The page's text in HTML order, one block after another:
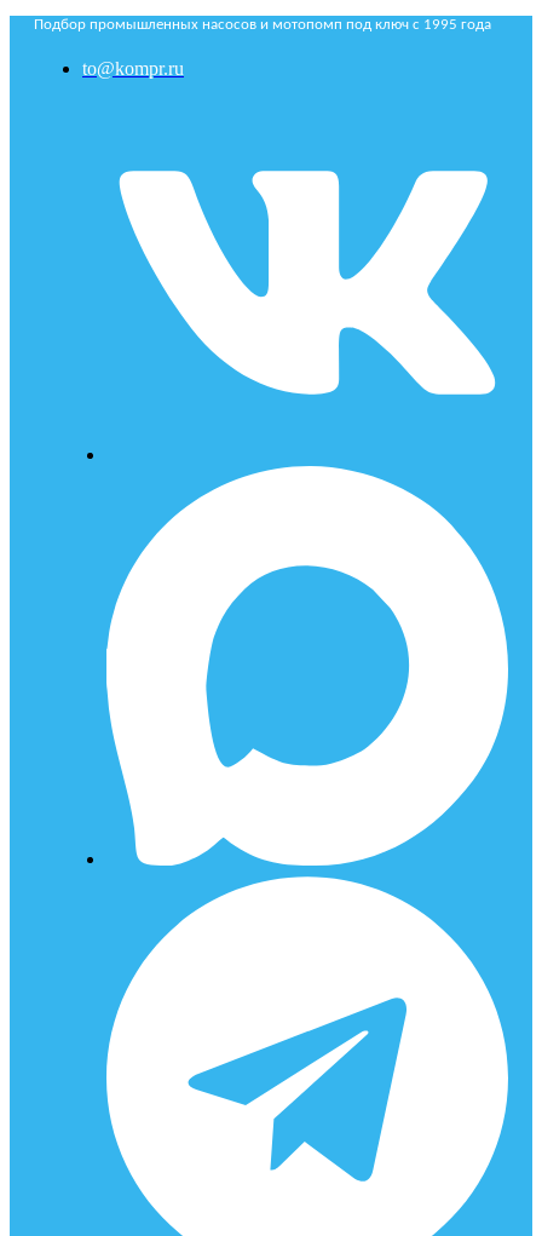
Подбор промышленных насосов и мотопомп под ключ с 1995 года
to@kompr.ru